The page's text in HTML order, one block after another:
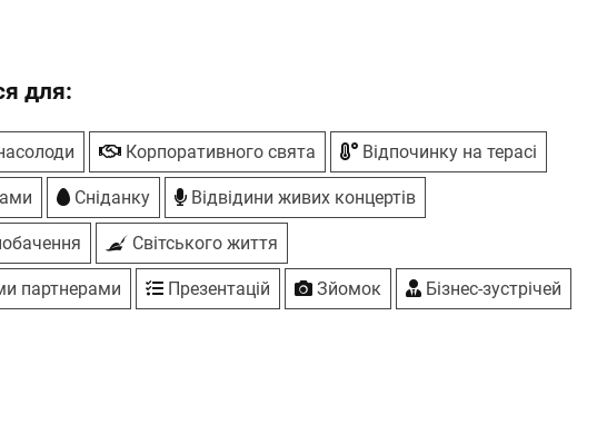
для:
Корпоративного свята Відпочинку на терасі
Сніданку Відвідини живих концертів
Світського життя
партнерами Презентацій Зйомок Бізнес-зустрічей